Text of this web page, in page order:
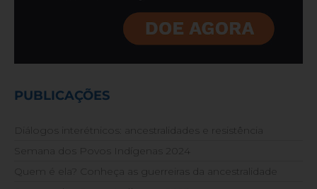
PUBLICAÇÕES
Diálogos interétnicos: ancestralidades e resistência
Semana dos Povos Indígenas 2024
Quem é ela? Conheça as guerreiras da ancestralidade